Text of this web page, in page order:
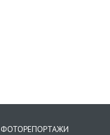
ФОТОРЕПОРТАЖИ